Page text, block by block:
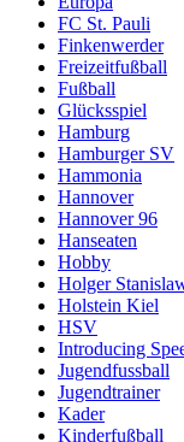
FC St. Pauli
Finkenwerder
Freizeitfußball
Fußball
Glücksspiel
Hamburg
Hamburger SV
Hammonia
Hannover
Hannover 96
Hanseaten
Hobby
Holger
Holstein Kiel
HSV
Introducing
Jugendfussball
Jugendtrainer
Kader
Kinderfußball